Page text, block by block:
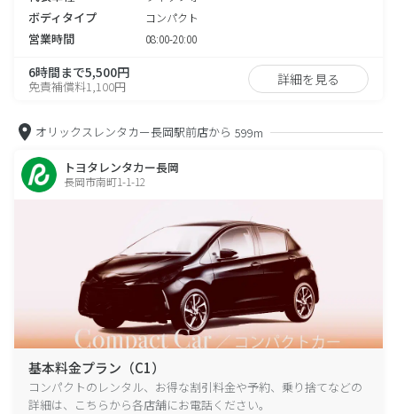
ボディタイプ コンパクト
営業時間 08:00-20:00
6時間まで5,500円
免責補償料1,100円 詳細を見る
オリックスレンタカー長岡駅前店から 599m
トヨタレンタカー長岡
長岡市南町1-1-12
基本料金プラン（C1）
コンパクトのレンタル、お得な割引料金や予約、乗り捨てなどの
詳細は、こちらから各店舗にお電話ください。